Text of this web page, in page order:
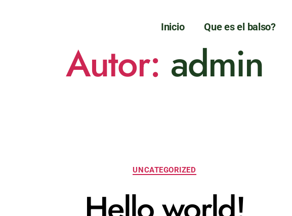
Inicio Que es el balso?
Autor: admin
UNCATEGORIZED